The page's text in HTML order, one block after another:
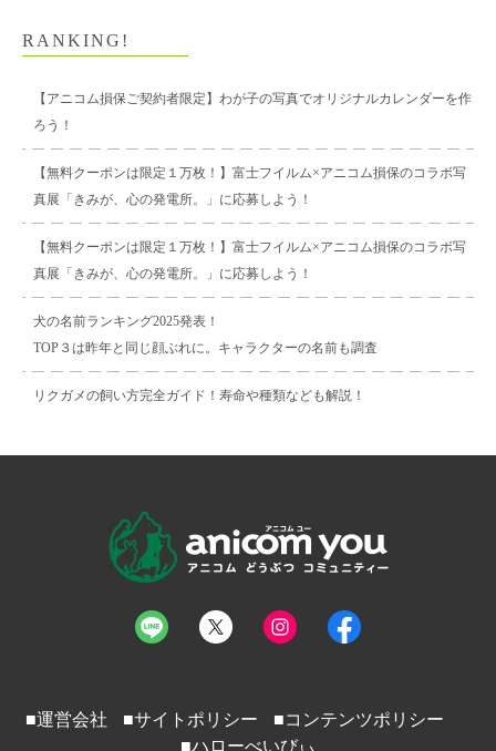
RANKING!
【アニコム損保ご契約者限定】わが子の写真でオリジナルカレンダーを作
ろう！
【無料クーポンは限定１万枚！】富士フイルム×アニコム損保のコラボ写
真展「きみが、心の発電所。」に応募しよう！
【無料クーポンは限定１万枚！】富士フイルム×アニコム損保のコラボ写
真展「きみが、心の発電所。」に応募しよう！
犬の名前ランキング2025発表！
TOP３は昨年と同じ顔ぶれに。キャラクターの名前も調査
リクガメの飼い方完全ガイド！寿命や種類なども解説！
■運営会社 ■サイトポリシー
■コンテンツポリシー
■ハローべいびぃ